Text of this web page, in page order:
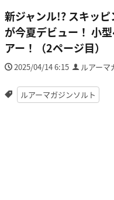
新ジャンル!? スキッピ
が今夏デビュー！ 小
アー！（2ページ目）
2025/04/14 6:15 ルアー
ルアーマガジンソルト